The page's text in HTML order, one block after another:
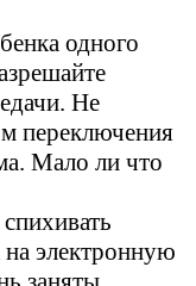
одного
Не
переключения
Мало ли что
на электронную